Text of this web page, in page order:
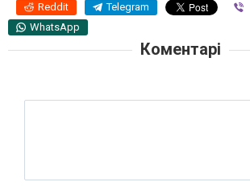
Reddit Telegram
WhatsApp
Коментарі